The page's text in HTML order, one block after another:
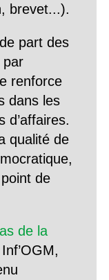
brevet...).
part des
par
renforce
dans les
d’affaires.
qualité de
de
de la